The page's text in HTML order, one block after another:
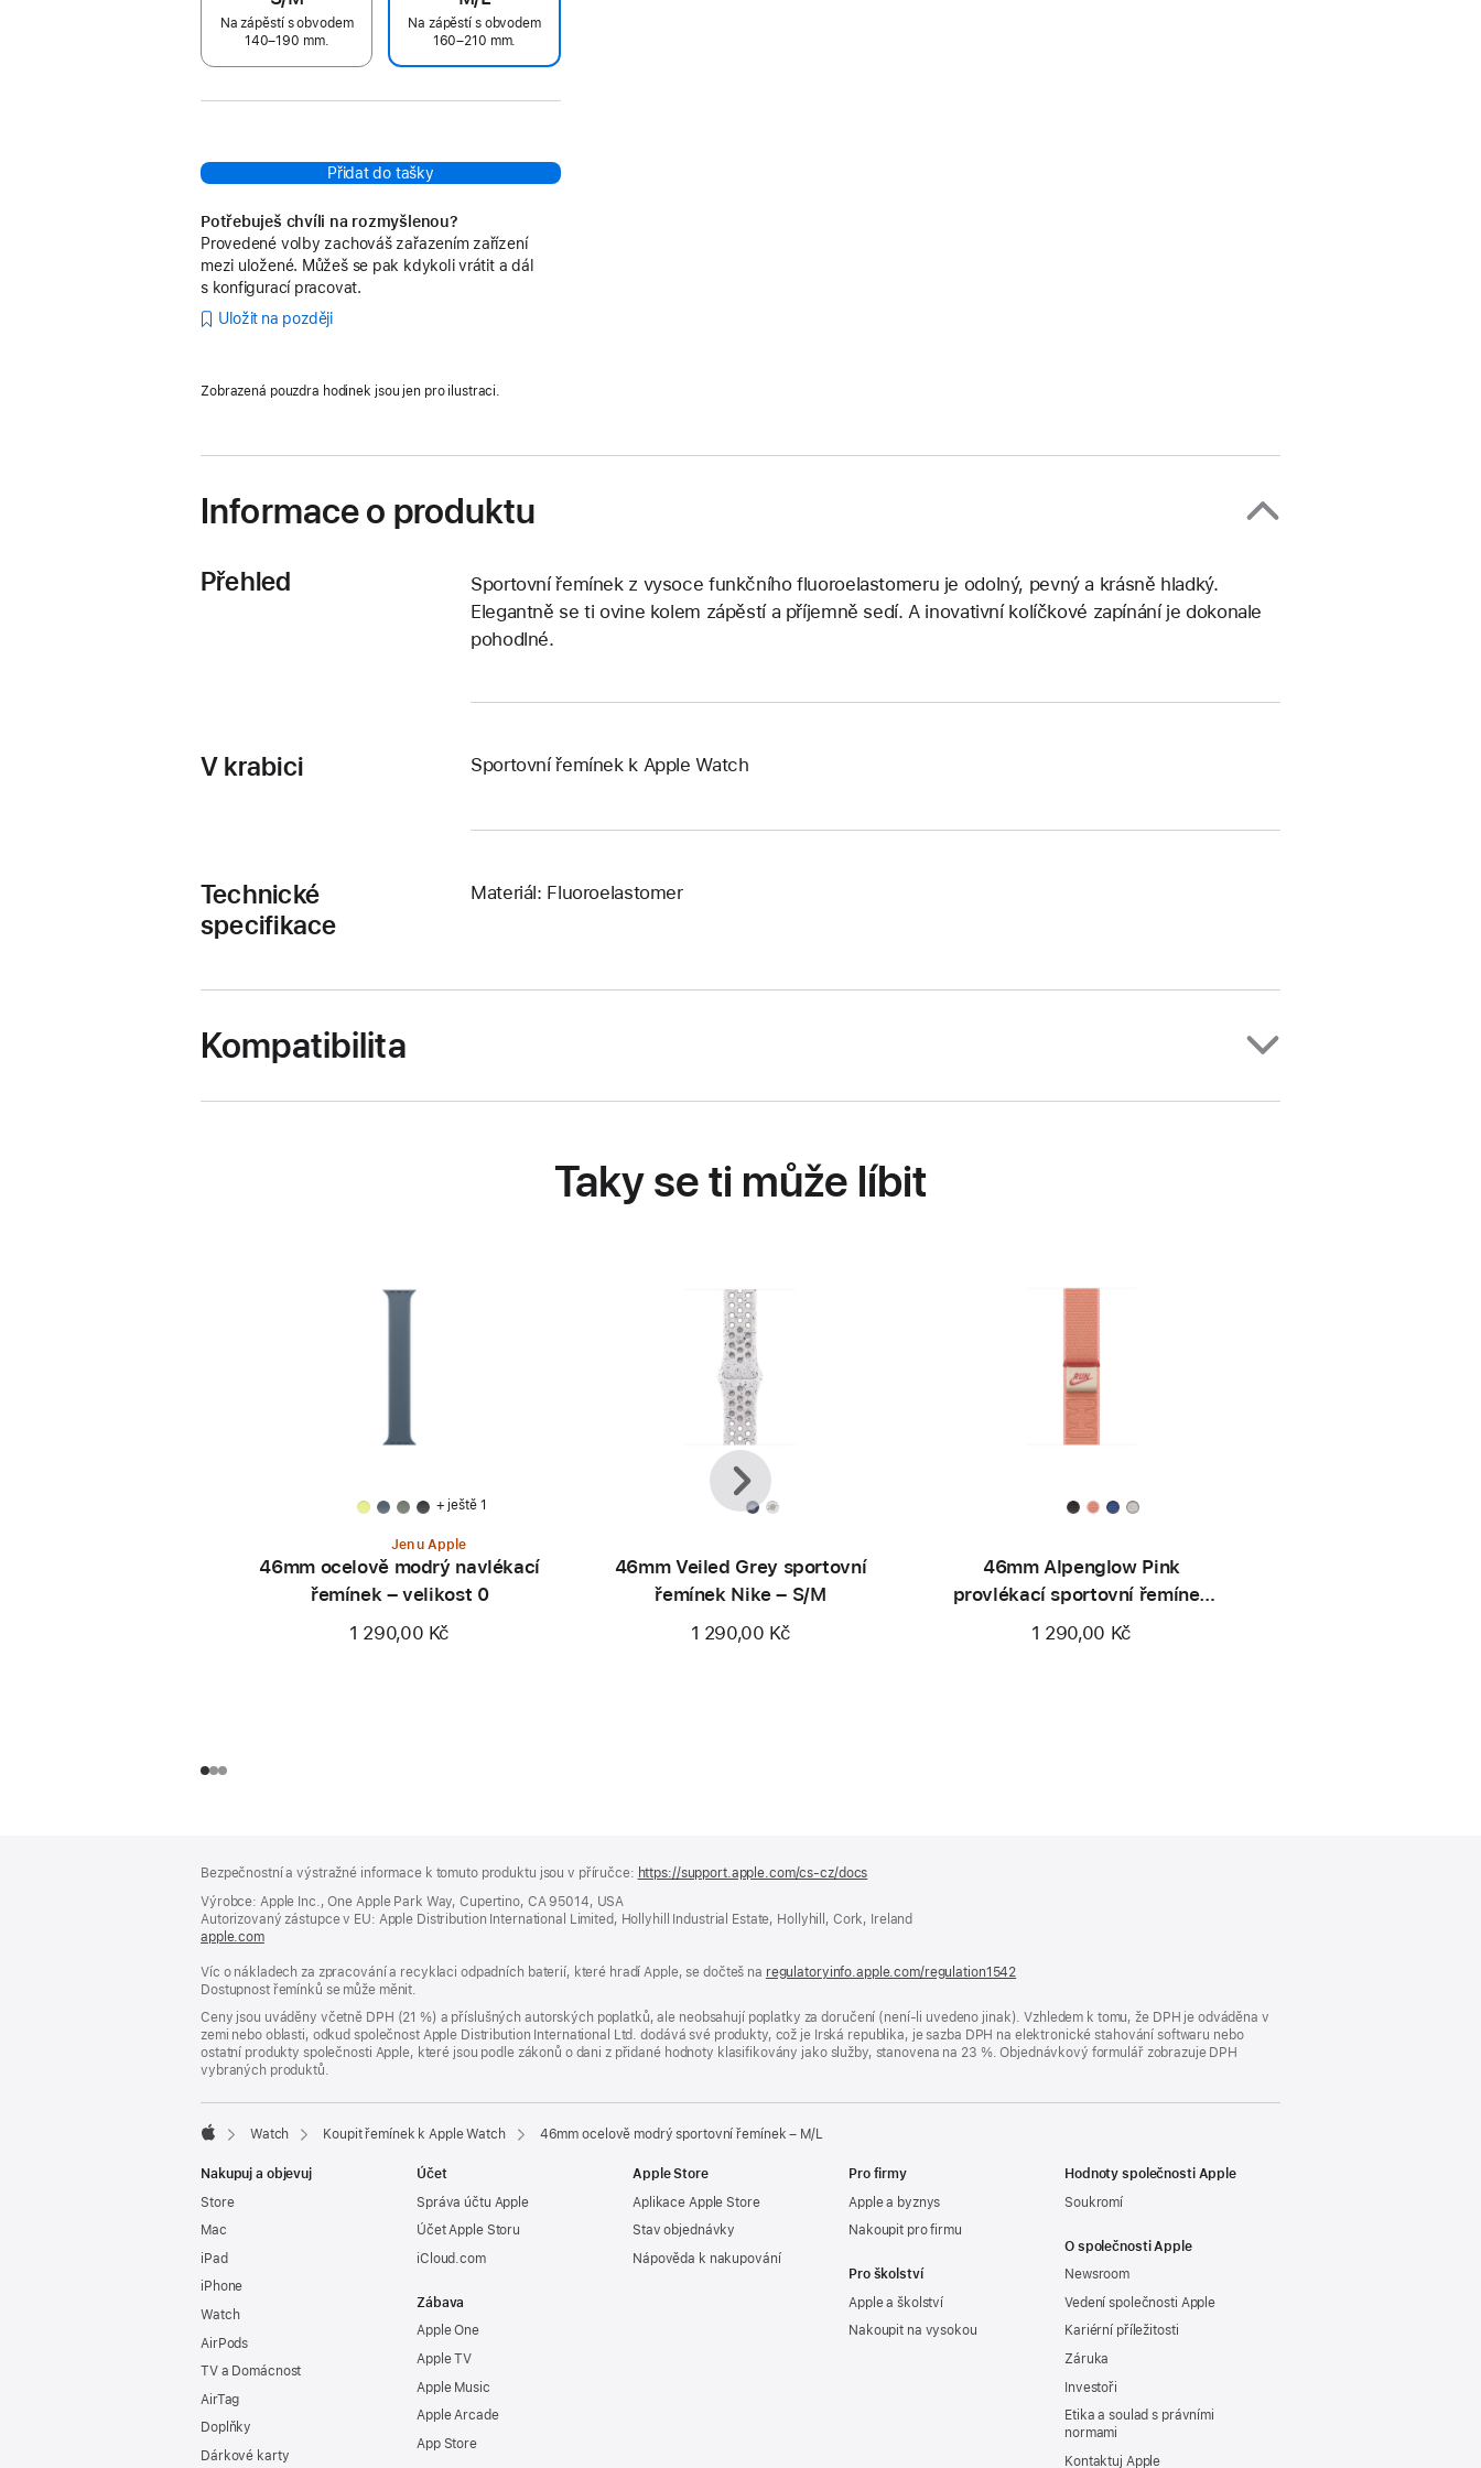
Na zápěstí s obvodem
140–190 mm.
Na zápěstí s obvodem
160–210 mm.
Přidat do tašky
Potřebuješ chvíli na rozmyšlenou?
Provedené volby zachováš zařazením zařízení
mezi uložené. Můžeš se pak kdykoli vrátit a dál
s konfigurací pracovat.
Uložit na později
Zobrazená pouzdra hodinek jsou jen pro ilustraci.
Informace o produktu
Přehled
Sportovní řemínek z vysoce funkčního fluoroelastomeru je odolný, pevný a krásně hladký.
Elegantně se ti ovine kolem zápěstí a příjemně sedí. A inovativní kolíčkové zapínání je dokonale
pohodlné.
V krabici Sportovní řemínek k Apple Watch
Technické
specifikace
Materiál: Fluoroelastomer
Kompatibilita
Taky se ti může líbit
+ ještě 1
Jen u Apple
46mm ocelově modrý navlékací
řemínek – velikost 0
1 290,00 Kč
46mm Veiled Grey sportovní
řemínek Nike – S/M
1 290,00 Kč
46mm Alpenglow Pink
provlékací sportovní řemínek
Nike
1 290,00 Kč
Předchozí
Další
Bezpečnostní a výstražné informace k tomuto produktu jsou v příručce: https://support.apple.com/cs-cz/docs
okně)
Výrobce: Apple Inc., One Apple Park Way, Cupertino, CA 95014, USA
Autorizovaný zástupce v EU: Apple Distribution International Limited, Hollyhill Industrial Estate, Hollyhill, Cork, Ireland
apple.com(otevře
v novém
okně)
Víc o nákladech za zpracování a recyklaci odpadních baterií, které hradí Apple, se dočteš na regulatoryinfo.apple.com/regulation1542
v novém
okně)
Dostupnost řemínků se může měnit.
Ceny jsou uváděny včetně DPH (21 %) a příslušných autorských poplatků, ale neobsahují poplatky za doručení (není-li uvedeno jinak). Vzhledem k tomu, že DPH je odváděna v
zemi nebo oblasti, odkud společnost Apple Distribution International Ltd. dodává své produkty, což je Irská republika, je sazba DPH na elektronické stahování softwaru nebo
ostatní produkty společnosti Apple, které jsou podle zákonů o dani z přidané hodnoty klasifikovány jako služby, stanovena na 23 %. Objednávkový formulář zobrazuje DPH
vybraných produktů.
Watch Koupit řemínek k Apple Watch 46mm ocelově modrý sportovní řemínek – M/L
Nakupuj a objevuj
Store
Mac
iPad
iPhone
Watch
AirPods
TV a Domácnost
AirTag
Doplňky
Dárkové karty
Účet
Správa účtu Apple
Účet Apple Storu
iCloud.com
Zábava
Apple One
Apple TV
Apple Music
Apple Arcade
App Store
Apple Store
Aplikace Apple Store
Stav objednávky
Nápověda k nakupování
Pro firmy
Apple a byznys
Nakoupit pro firmu
Pro školství
Apple a školství
Nakoupit na vysokou
Hodnoty společnosti Apple
Soukromí
O společnosti Apple
Newsroom
Vedení společnosti Apple
Kariérní příležitosti
Záruka
Investoři
Etika a soulad s právními
normami
Kontaktuj Apple